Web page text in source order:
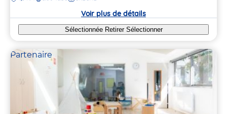
Voir plus de détails
Sélectionnée Retirer Sélectionner
Partenaire